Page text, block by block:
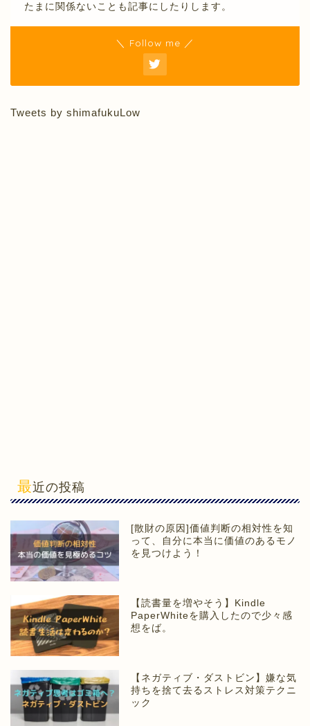
たまに関係ないことも記事にしたりします。
＼ Follow me ／
Tweets by shimafukuLow
最近の投稿
[散財の原因]価値判断の相対性を知
って、自分に本当に価値のあるモノ
を見つけよう！
【読書量を増やそう】Kindle
PaperWhiteを購入したので少々感
想をば。
【ネガティブ・ダストビン】嫌な気
持ちを捨て去るストレス対策テクニ
ック